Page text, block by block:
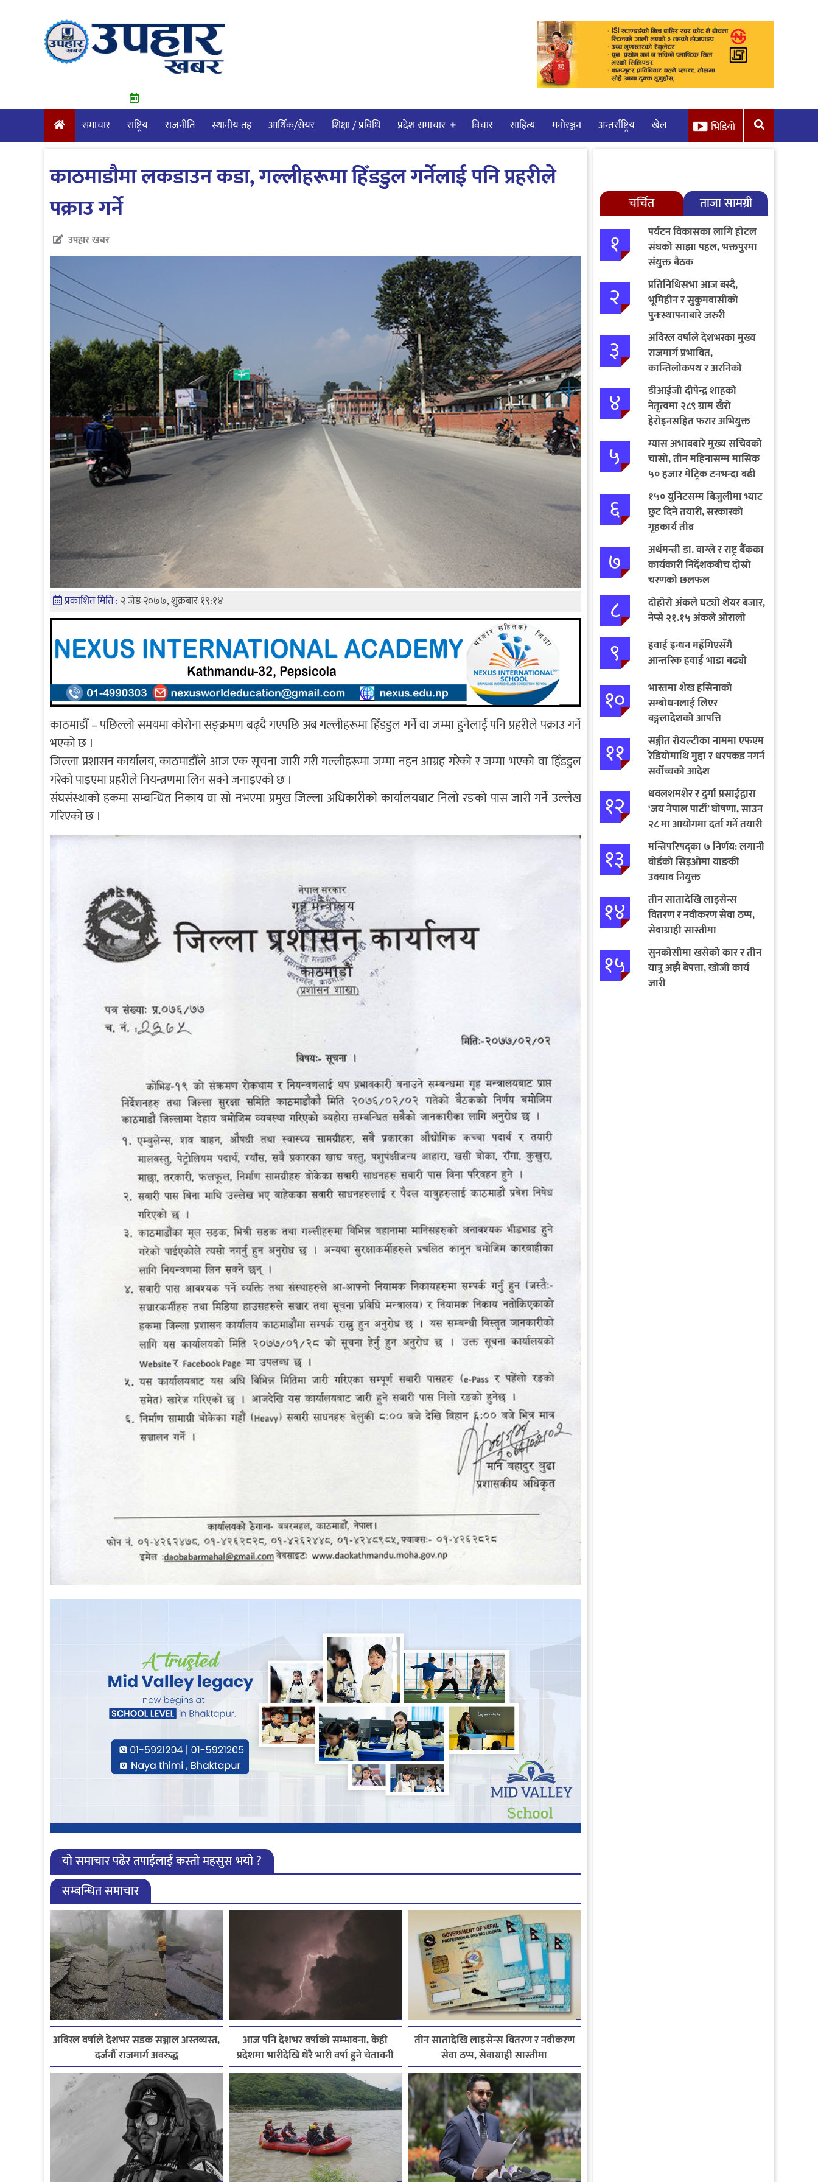
समाचार राष्ट्रिय राजनीति स्थानीय तह आर्थिक/सेयर शिक्षा / प्रविधि प्रदेश समाचार विचार साहित्य मनाेरञ्जन अन्तर्राष्ट्रिय खेल भिडियो
काठमाडौमा लकडाउन कडा, गल्लीहरूमा हिँडडुल गर्नेलाई पनि प्रहरीले
पक्राउ गर्ने
उपहार खबर
प्रकाशित मिति : २ जेष्ठ २०७७, शुक्रबार १९:१४
काठमाडौँ – पछिल्लो समयमा कोरोना सङ्क्रमण बढ्दै गएपछि अब गल्लीहरूमा हिँडडुल गर्ने वा जम्मा हुनेलाई पनि प्रहरीले पक्राउ गर्ने
भएको छ ।
जिल्ला प्रशासन कार्यालय, काठमाडौँले आज एक सूचना जारी गरी गल्लीहरूमा जम्मा नहन आग्रह गरेको र जम्मा भएको वा हिँडडुल
गरेको पाइएमा प्रहरीले नियन्त्रणमा लिन सक्ने जनाइएको छ ।
संघसंस्थाको हकमा सम्बन्धित निकाय वा सो नभएमा प्रमुख जिल्ला अधिकारीको कार्यालयबाट निलो रङको पास जारी गर्ने उल्लेख
गरिएको छ ।
यो समाचार पढेर तपाईलाई कस्तो महसुस भयो ?
सम्बन्धित समाचार
अविरल वर्षाले देशभर सडक सञ्जाल अस्तव्यस्त,
दर्जनौँ राजमार्ग अवरुद्ध
आज पनि देशभर वर्षाको सम्भावना, केही
प्रदेशमा भारीदेखि धेरै भारी वर्षा हुने चेतावनी
तीन सातादेखि लाइसेन्स वितरण र नवीकरण
सेवा ठप्प, सेवाग्राही सास्तीमा
चर्चित ताजा सामग्री
१
पर्यटन विकासका लागि होटल
संघको साझा पहल, भक्तपुरमा
संयुक्त बैठक
२
प्रतिनिधिसभा आज बस्दै,
भूमिहीन र सुकुमवासीको
पुनःस्थापनाबारे जरुरी
प्रस्तावमाथि छलफल हुने
३
अविरल वर्षाले देशभरका मुख्य
राजमार्ग प्रभावित,
कान्तिलोकपथ र अरनिको
राजमार्ग पूर्ण अवरुद्ध
४
डीआईजी दीपेन्द्र शाहको
नेतृत्वमा २८९ ग्राम खैरो
हेरोइनसहित फरार अभियुक्त
पक्राउ
५
ग्यास अभावबारे मुख्य सचिवको
चासो, तीन महिनासम्म मासिक
५० हजार मेट्रिक टनभन्दा बढी
आयात गर्ने निर्णय
६
१५० युनिटसम्म बिजुलीमा भ्याट
छुट दिने तयारी, सरकारको
गृहकार्य तीव्र
७
अर्थमन्त्री डा. वाग्ले र राष्ट्र बैंकका
कार्यकारी निर्देशकबीच दोस्रो
चरणको छलफल
८
दोहोरो अंकले घट्यो शेयर बजार,
नेप्से २१.१५ अंकले ओरालो
९
हवाई इन्धन महँगिएसँगै
आन्तरिक हवाई भाडा बढ्यो
१०
भारतमा शेख हसिनाको
सम्बोधनलाई लिएर
बङ्गलादेशको आपत्ति
११
सङ्गीत रोयल्टीका नाममा एफएम
रेडियोमाथि मुद्दा र धरपकड नगर्न
सर्वोच्चको आदेश
१२
धवलशमशेर र दुर्गा प्रसाईंद्वारा
‘जय नेपाल पार्टी’ घोषणा, साउन
२८ मा आयोगमा दर्ता गर्ने तयारी
१३
मन्त्रिपरिषद्का ७ निर्णय: लगानी
बोर्डको सिइओमा याङकी
उक्याव नियुक्त
१४
तीन सातादेखि लाइसेन्स
वितरण र नवीकरण सेवा ठप्प,
सेवाग्राही सास्तीमा
१५
सुनकोसीमा खसेको कार र तीन
यात्रु अझै बेपत्ता, खोजी कार्य
जारी